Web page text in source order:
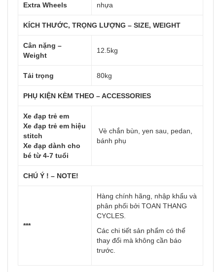
Extra Wheels
nhựa
KÍCH THƯỚC, TRỌNG LƯỢNG – SIZE, WEIGHT
Cân nặng –
Weight
12.5kg
Tải trọng 80kg
PHỤ KIỆN KÈM THEO – ACCESSORIES
Xe đạp trẻ em
Xe đạp trẻ em hiệu
stitch
Xe đạp dành cho
bé từ 4-7 tuổi
Vè chắn bùn, yen sau, pedan,
bánh phụ
CHÚ Ý ! – NOTE!
***
Hàng chính hãng, nhập khẩu và
phân phối bởi TOAN THANG
CYCLES.
Các chi tiết sản phẩm có thể
thay đổi mà không cần báo
trước.